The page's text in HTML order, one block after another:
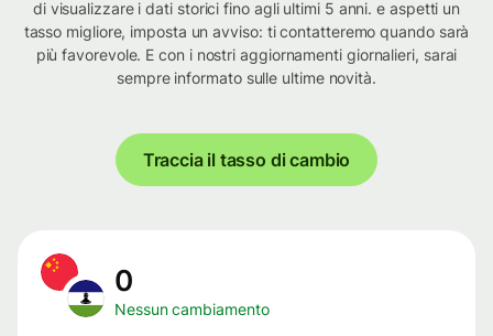
di visualizzare i dati storici fino agli ultimi 5 anni. e aspetti un
tasso migliore, imposta un avviso: ti contatteremo quando sarà
più favorevole. E con i nostri aggiornamenti giornalieri, sarai
sempre informato sulle ultime novità.
Traccia il tasso di cambio
0
Nessun cambiamento